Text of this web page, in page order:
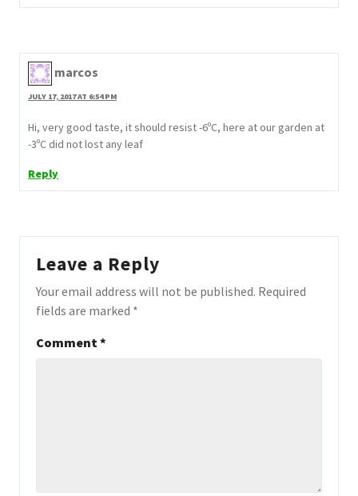
marcos
JULY 17, 2017 AT 6:54 PM
Hi, very good taste, it should resist -6ºC, here at our garden at
-3ºC did not lost any leaf
Reply
Leave a Reply
Your email address will not be published. Required
fields are marked *
Comment *